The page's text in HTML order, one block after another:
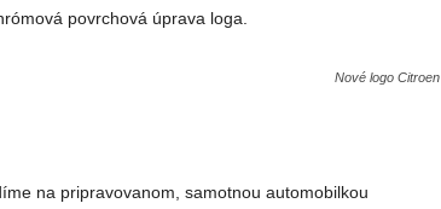
povrchová úprava loga.
Nové logo Citroen
na pripravovanom, samotnou automobilkou